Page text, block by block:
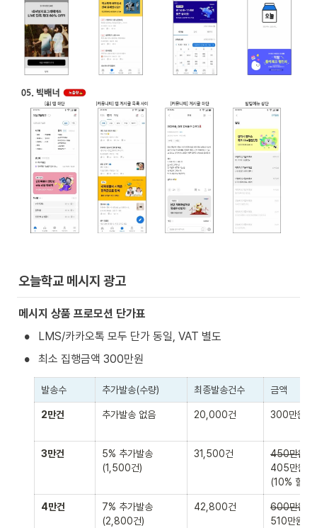
오늘학교 메시지 광고
메시지 상품 프로모션 단가표
• LMS/카카오톡 모두 단가 동일, VAT 별도
• 최소 집행금액 300만원
발송수 추가발송(수량) 최종발송건수 금액
2만건 추가발송 없음 20,000건 300만원
3만건
5% 추가발송
(1,500건)
31,500건
450만원
405만원
(10% 할인)
4만건
7% 추가발송
(2,800건)
42,800건
600만원
510만원